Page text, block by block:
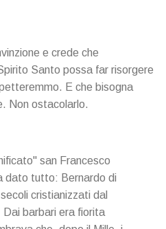
e crede che
Santo possa far risorgere
E che bisogna
Non ostacolarlo.
san Francesco
dato tutto: Bernardo di
cristianizzati dal
barbari era fiorita